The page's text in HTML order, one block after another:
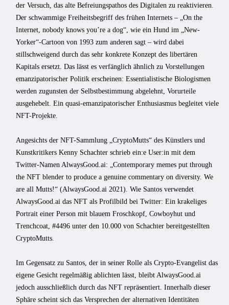
der Versuch, das alte Befreiungspathos des Digitalen zu reaktivieren.
Der schwammige Freiheitsbegriff des frühen Internets – „On the
Internet, nobody knows you’re a dog“, wie ein Hund im „New-
Yorker“-Cartoon von 1993 zum anderen sagt – wird dabei
stillschweigend durch das sehr konkrete Konzept des libertären
Kapitals ersetzt. Das lässt es verfänglich ähnlich zu Vorstellungen
emanzipatorischer Politik erscheinen: Essentialistische Biologismen
werden zugunsten der Selbstbestimmung abgelehnt, Vorurteile
ausgehebelt. Ein quasi-emanzipatorischer Enthusiasmus begleitet viele
NFT-Projekte.
Angesichts der NFT-Sammlung „CryptoMutts“ des Künstlers und
Kunstkritikers Kenny Schachter schrieb ein:e User:in mit dem
Twitter-Namen AlwaysGood.ai: „Contemporary memes put through
the NFT blender to produce a genuine commentary on diversity. We
are all Mutts!“ (AlwaysGood.ai 2021). Wie Santos verwendet
AlwaysGood.ai das NFT als Profilbild bei Twitter: Ein krakeliges
Portrait einer Person mit blauem Froschkopf, Cowboyhut und
Trenchcoat, #4496 unter den 10.000 von Schachter bereitgestellten
CryptoMutts.
Im Gegensatz zu Santos, der in seiner Rolle als Crypto-Evangelist das
eigene Gesicht regelmäßig ablichten lässt, bleibt AlwaysGood.ai
jedoch ausschließlich durch das NFT repräsentiert. Innerhalb dieser
Sphäre scheint sich das Versprechen der alternativen Identitäten